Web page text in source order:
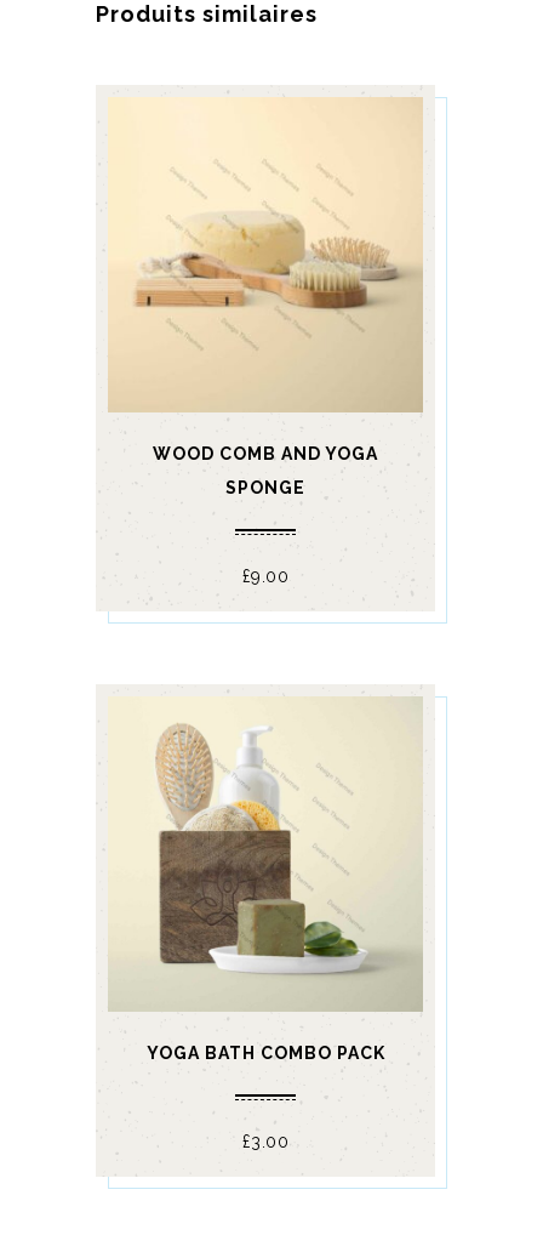
Produits similaires
WOOD COMB AND YOGA
SPONGE
£9.00
YOGA BATH COMBO PACK
£3.00